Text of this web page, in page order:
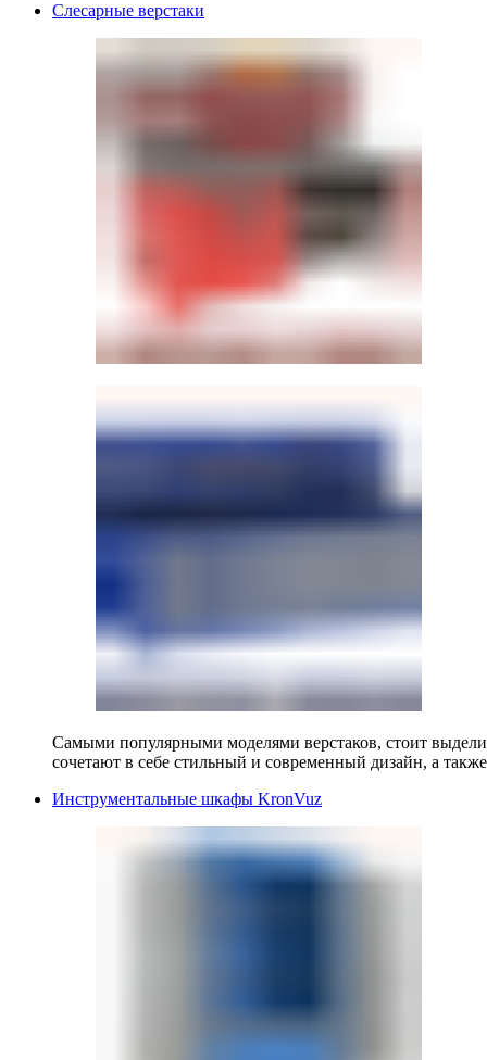
Слесарные верстаки
Самыми популярными моделями верстаков, стоит
сочетают в себе стильный и современный дизайн, а
Инструментальные шкафы KronVuz